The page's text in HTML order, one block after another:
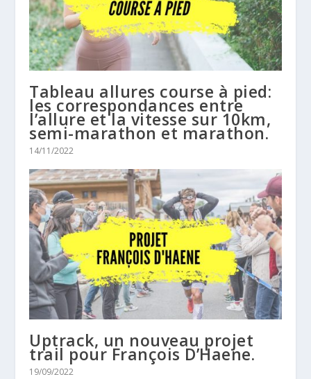
Tableau allures course à pied:
les correspondances entre
l’allure et la vitesse sur 10km,
semi-marathon et marathon.
14/11/2022
Uptrack, un nouveau projet
trail pour François D’Haene.
19/09/2022